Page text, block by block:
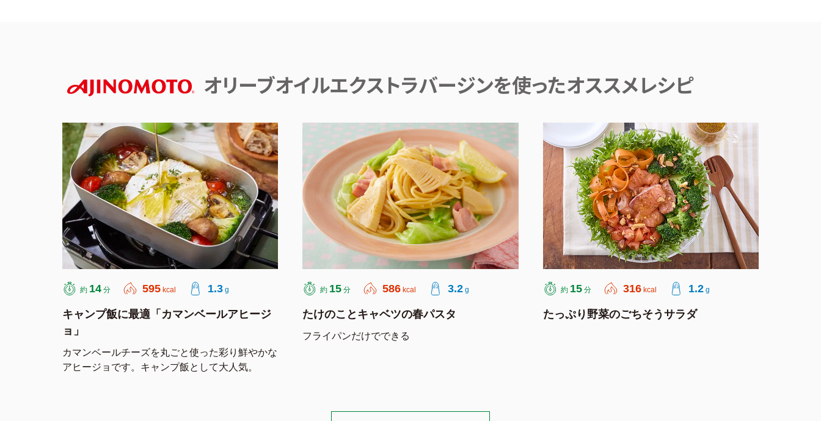
AJINOMOTO
オリーブオイルエクストラバージンを使ったオススメレシピ
約 14 分 595 kcal 1.3 g
キャンプ飯に最適「カマンベールアヒージ
ョ」
カマンベールチーズを丸ごと使った彩り鮮やかな
アヒージョです。キャンプ飯として大人気。
約 15 分 586 kcal 3.2 g
たけのことキャベツの春パスタ
フライパンだけでできる
約 15 分 316 kcal 1.2 g
たっぷり野菜のごちそうサラダ